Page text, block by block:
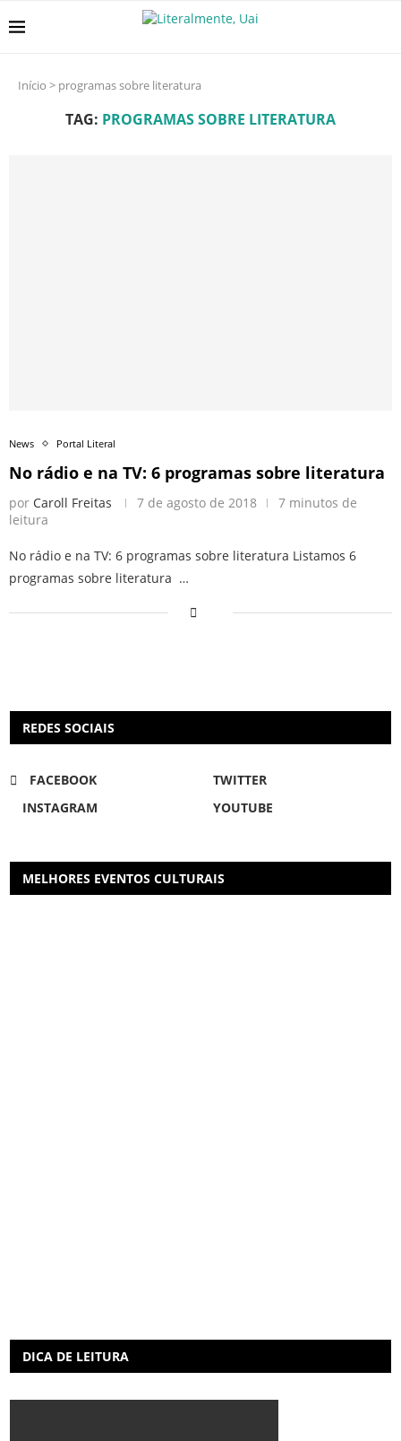
Início > programas sobre literatura
TAG: PROGRAMAS SOBRE LITERATURA
News Portal Literal
No rádio e na TV: 6 programas sobre literatura
por Caroll Freitas 7 de agosto de 2018
7 minutos de
leitura
No rádio e na TV: 6 programas sobre literatura Listamos 6
programas sobre literatura …
REDES SOCIAIS
FACEBOOK
TWITTER
INSTAGRAM
YOUTUBE
MELHORES EVENTOS CULTURAIS
DICA DE LEITURA